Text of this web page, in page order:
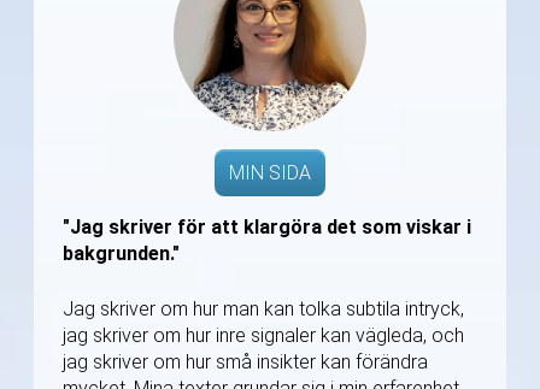
MIN SIDA
"Jag skriver för att klargöra det som viskar i
bakgrunden."
Jag skriver om hur man kan tolka subtila intryck,
jag skriver om hur inre signaler kan vägleda, och
jag skriver om hur små insikter kan förändra